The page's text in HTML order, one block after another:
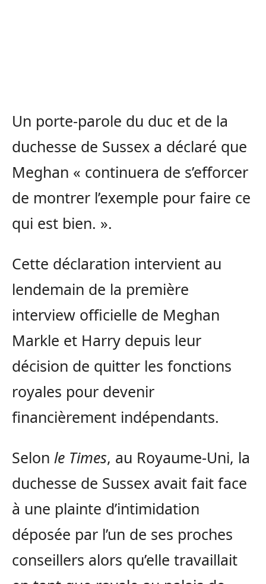
Un porte-parole du duc et de la
duchesse de Sussex a déclaré que
Meghan « continuera de s’efforcer
de montrer l’exemple pour faire ce
qui est bien. ».
Cette déclaration intervient au
lendemain de la première
interview officielle de Meghan
Markle et Harry depuis leur
décision de quitter les fonctions
royales pour devenir
financièrement indépendants.
Selon le Times, au Royaume-Uni, la
duchesse de Sussex avait fait face
à une plainte d’intimidation
déposée par l’un de ses proches
conseillers alors qu’elle travaillait